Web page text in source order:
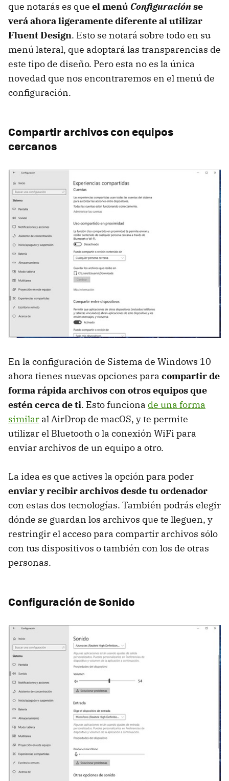
que notarás es que el menúConfiguraciónse
verá ahora ligeramente diferente al utilizar
Fluent Design. Esto se notará sobre todo en su
menú lateral, que adoptará las transparencias de
este tipo de diseño. Pero esta no es la única
novedad que nos encontraremos en el menú de
configuración.
Compartir archivos con equipos
cercanos
En la configuración de Sistema de Windows 10
ahora tienes nuevas opciones para compartir de
forma rápida archivos con otros equipos que
estén cerca de ti. Esto funciona de una forma
similar al AirDrop de macOS, y te permite
utilizar el Bluetooth o la conexión WiFi para
enviar archivos de un equipo a otro.
La idea es que actives la opción para poder
enviar y recibir archivos desde tu ordenador
con estas dos tecnologías. También podrás elegir
dónde se guardan los archivos que te lleguen, y
restringir el acceso para compartir archivos sólo
con tus dispositivos o también con los de otras
personas.
Configuración de Sonido